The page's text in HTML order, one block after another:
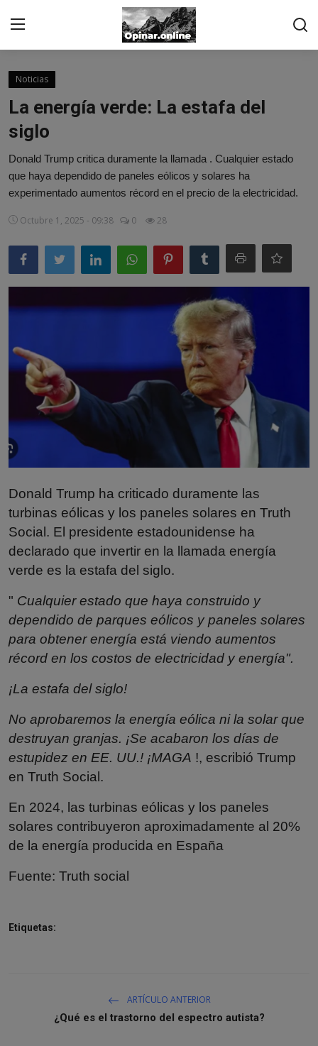
Acceso
De los suscriptores
Noticias
Prensa
Moda
Negocios
Cultura
Mascotas
Informatica
Cocina
Noticias
La energía verde: La estafa del
siglo
Donald Trump critica duramente la llamada . Cualquier estado
que haya dependido de paneles eólicos y solares ha
experimentado aumentos récord en el precio de la electricidad.
Octubre 1, 2025 - 09:38 0 28
Donald Trump ha criticado duramente las
turbinas eólicas y los paneles solares en Truth
Social. El presidente estadounidense ha
declarado que invertir en la llamada energía
verde es la estafa del siglo.
" Cualquier estado que haya construido y
dependido de parques eólicos y paneles solares
para obtener energía está viendo aumentos
récord en los costos de electricidad y energía".
¡La estafa del siglo!
No aprobaremos la energía eólica ni la solar que
destruyan granjas. ¡Se acabaron los días de
estupidez en EE. UU.! ¡MAGA !, escribió Trump
en Truth Social.
En 2024, las turbinas eólicas y los paneles
solares contribuyeron aproximadamente al 20%
de la energía producida en España
Fuente: Truth social
Etiquetas:
ARTÍCULO ANTERIOR
¿Qué es el trastorno del espectro autista?